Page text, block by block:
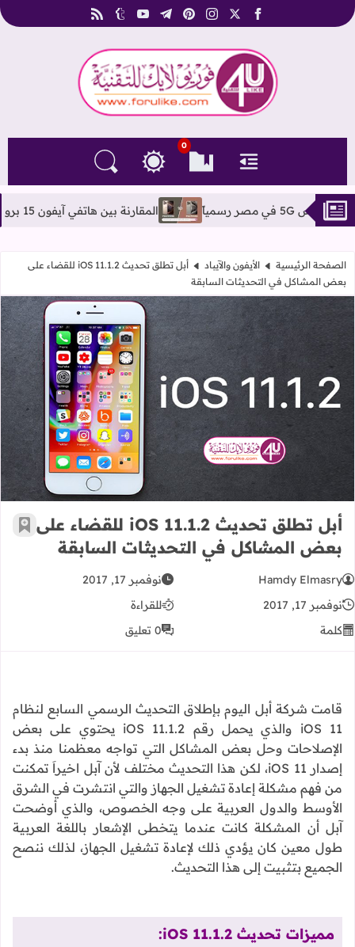
facebook
x
instagram
pinterest
telegram
youtube
tumblr
rss
فوريو لايك للتقنية
القائمة
0
العلامات المرجعيةالتغيير بين الوضع النهاري والداكن
البحث في المدونة
المقارنة بين هاتفي آيفون 15 برو ماكس و آيفون 16 برو ماكس
الصفحة الرئيسية الأيفون والآيباد
أبل تطلق تحديث iOS 11.1.2 للقضاء على
بعض المشاكل في التحديثات السابقة
أبل تطلق تحديث iOS 11.1.2 للقضاء على بعض المشاكل في التحديثات السابقة
أبل تطلق تحديث iOS 11.1.2 للقضاء على
بعض المشاكل في التحديثات السابقة
أضف
Hamdy Elmasry
نوفمبر 17, 2017
نوفمبر 17, 2017
للقراءة
كلمة
0 تعليق
قامت شركة أبل اليوم بإطلاق التحديث الرسمي السابع لنظام
iOS 11 والذي يحمل رقم iOS 11.1.2 يحتوي على بعض
الإصلاحات وحل بعض المشاكل التي تواجه معظمنا منذ بدء
إصدار iOS 11، لكن هذا التحديث مختلف لأن آبل اخيراَ تمكنت
من فهم مشكلة إعادة تشغيل الجهاز والتي انتشرت في الشرق
الأوسط والدول العربية على وجه الخصوص، والذي أوضحت
آبل أن المشكلة كانت عندما يتخطى الإشعار باللغة العربية
طول معين كان يؤدي ذلك لإعادة تشغيل الجهاز، لذلك ننصح
الجميع بتثبيت إلى هذا التحديث.
مميزات تحديث iOS 11.1.2: